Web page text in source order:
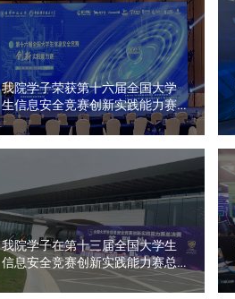
我院学子荣获第十六届全国大学
生信息安全竞赛创新实践能力赛
全国总决赛一等奖
我院学子在第十三届全国大学生
信息安全竞赛创新实践能力赛总
决赛上获得一等奖